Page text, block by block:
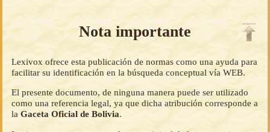
Nota importante
Lexivox ofrece esta publicación de normas como una ayuda para
facilitar su identificación en la búsqueda conceptual vía WEB.
El presente documento, de ninguna manera puede ser utilizado
como una referencia legal, ya que dicha atribución corresponde a
laGaceta Oficial de Bolivia.